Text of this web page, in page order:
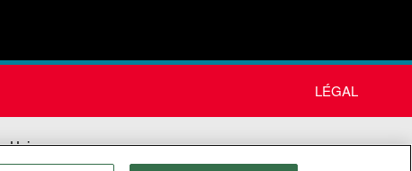
LÉGAL
Unie